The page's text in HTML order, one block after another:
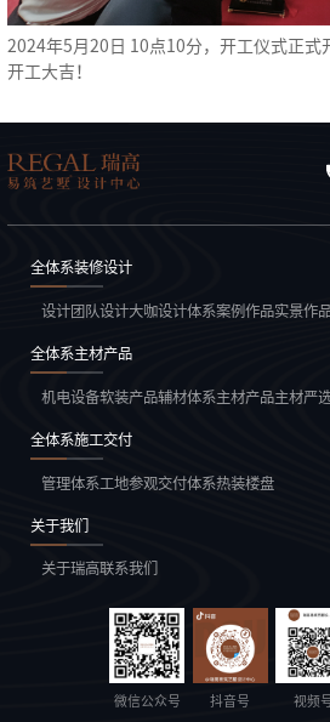
2024年5月20日 10点10分，开工仪式正式
开工大吉！
全体系装修设计
设计团队设计大咖设计体系案例作品实景作
全体系主材产品
机电设备软装产品辅材体系主材产品主材严
全体系施工交付
管理体系工地参观交付体系热装楼盘
关于我们
关于瑞高联系我们
微信公众号 抖音号 视频